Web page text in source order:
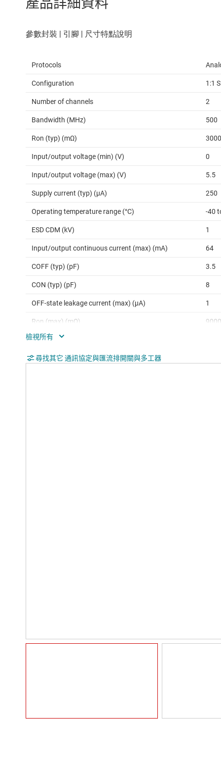
產品詳細資料
Protocols
Configuration 1:1
Number of channels 2
Bandwidth (MHz) 500
Ron (typ) (mΩ) 3000
Input/output voltage (min) (V) 0
Input/output voltage (max) (V) 5.5
Supply current (typ) (µA) 250
Operating temperature range (°C) -40
ESD CDM (kV) 1
Input/output continuous current (max) (mA) 64
COFF (typ) (pF) 3.5
CON (typ) (pF) 8
OFF-state leakage current (max) (µA) 1
Ron (max) (mΩ) 9000
VIH (min) (V)
VIL (max) (V)
尋找其它 通訊協定與匯流排開關與多工器